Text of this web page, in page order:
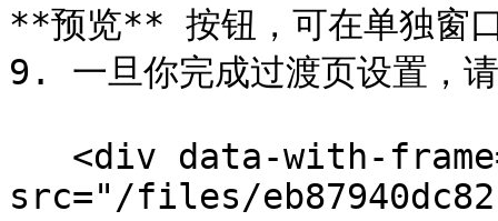
**预览** 按钮，可在单独窗
9. 一旦你完成过渡页设置
src="/files/